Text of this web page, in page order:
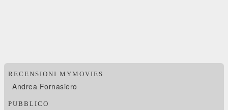
RECENSIONI MYMOVIES
Andrea Fornasiero
PUBBLICO